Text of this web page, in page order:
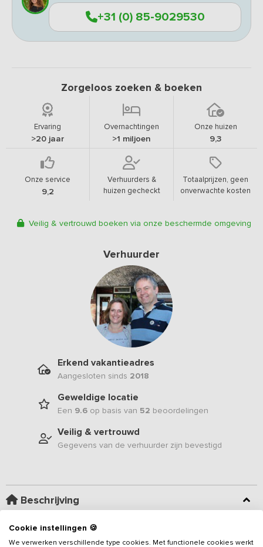
+31 (0) 85-9029530
Zorgeloos zoeken & boeken
Ervaring
>20 jaar
Overnachtingen
>1 miljoen
Onze huizen
9,3
Onze service
9,2
Verhuurders &
huizen gecheckt
Totaalprijzen, geen
onverwachte kosten
Veilig & vertrouwd boeken via onze beschermde omgeving
Verhuurder
Erkend vakantieadres
Aangesloten sinds 2018
Geweldige locatie
Een 9.6 op basis van 52 beoordelingen
Veilig & vertrouwd
Gegevens van de verhuurder zijn bevestigd
Beschrijving
Gelegen op de grens van Overijssel en Friesland vind je midden in
de natuur deze verbouwde riet gedekte boerderij met verwarmd
Cookie instellingen 🍪
We verwerken verschillende type cookies. Met functionele cookies werkt